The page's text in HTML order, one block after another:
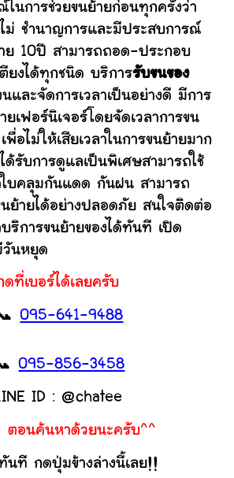
นการช่วยขนย้ายก่อนทุกครั้งว่า
ม่ ชำนาญการและมีประสบการณ์
ย 10ปี สามารถถอด-ประกอบ
ยงได้ทุกชนิด บริการรับขนของ
และจัดการเวลาเป็นอย่างดี มีการ
ยเฟอร์นิเจอร์โดยจัดเวลาการขน
พื่อไม่ให้เสียเวลาในการขนย้ายมาก
ด้รับการดูแลเป็นพิเศษสามารถใช้
บคลุมกันแดด กันฝน สามารถ
ย้ายได้อย่างปลอดภัย สนใจติดต่อ
ริการขนย้ายของได้ทันที เปิด
วันหยุด
ดที่เบอร์ได้เลยครับ
095-641-9488
095-856-3458
ID : @chatee
อนค้นหาด้วยนะครับ^^
นที กดปุ่มข้างล่างนี้เลย!!